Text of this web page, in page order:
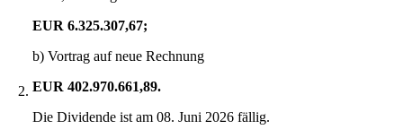
2.
EUR 6.325.307,67;
b) Vortrag auf neue Rechnung
EUR 402.970.661,89.
Die Dividende ist am 08. Juni 2026 fällig.